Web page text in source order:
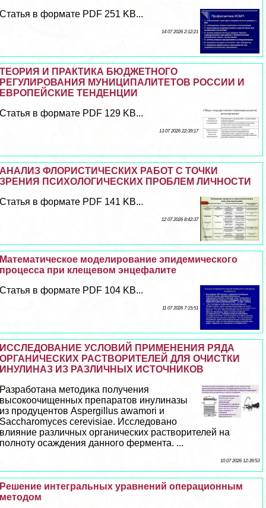
Статья в формате PDF 251 KB...
14 07 2026 2:12:21
ТЕОРИЯ И ПРАКТИКА БЮДЖЕТНОГО
РЕГУЛИРОВАНИЯ МУНИЦИПАЛИТЕТОВ РОССИИ И
ЕВРОПЕЙСКИЕ ТЕНДЕНЦИИ
Статья в формате PDF 129 KB...
13 07 2026 22:39:17
АНАЛИЗ ФЛОРИСТИЧЕСКИХ РАБОТ С ТОЧКИ
ЗРЕНИЯ ПСИХОЛОГИЧЕСКИХ ПРОБЛЕМ ЛИЧНОСТИ
Статья в формате PDF 141 KB...
12 07 2026 8:42:37
Математическое моделирование эпидемического
процесса при клещевом энцефалите
Статья в формате PDF 104 KB...
11 07 2026 7:15:51
ИССЛЕДОВАНИЕ УСЛОВИЙ ПРИМЕНЕНИЯ РЯДА
ОРГАНИЧЕСКИХ РАСТВОРИТЕЛЕЙ ДЛЯ ОЧИСТКИ
ИНУЛИНАЗ ИЗ РАЗЛИЧНЫХ ИСТОЧНИКОВ
Разработана методика получения
высокоочищенных препаратов инулиназы
из продуцентов Aspergillus awamori и
Saccharomyces cerevisiae. Исследовано
влияние различных органических растворителей на
полноту осаждения данного фермента. ...
10 07 2026 12:39:53
Решение интегральных уравнений операционным
методом